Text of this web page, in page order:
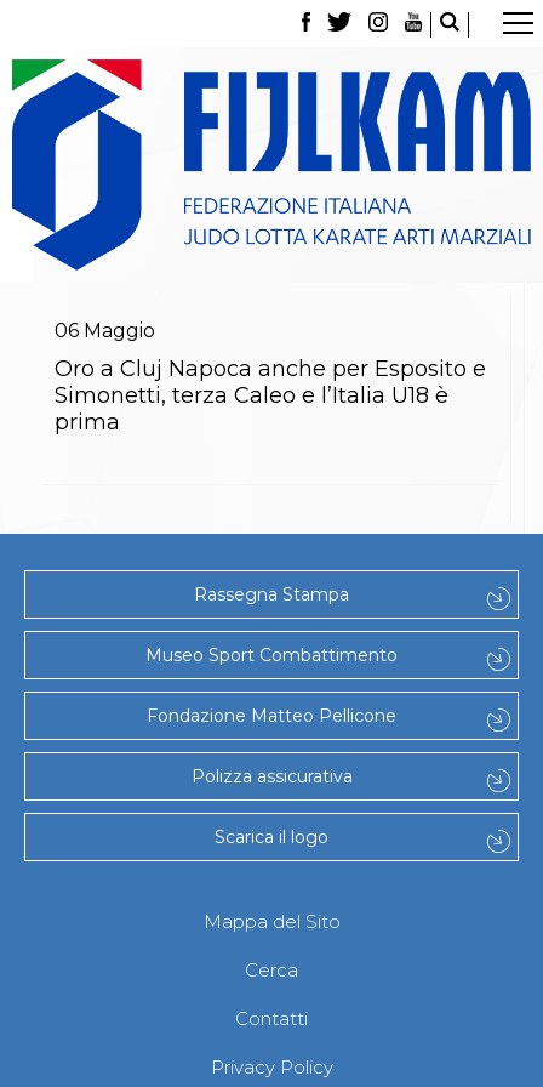
La Federazione
Tesseramento
Contatti
Norme e modulistica Affiliazioni e Tesseramenti
Classifica Società Sportive con più di 100 atleti
tesserati
Media
Partners
Albi Federali
Arbitri
Lotta
La disciplina
News
Gare e Risultati
Attività Didattica
Albi Federali
Karate
La disciplina
News
Gare e Risultati
Attività Didattica
Arti marziali
Aikido
Ju Jitsu
Sumo
Capoeira
Grappling
BJJ
Pancrazio/Pankration
06 Maggio
Oro a Cluj Napoca anche per Esposito e
Simonetti, terza Caleo e l’Italia U18 è
prima
Rassegna Stampa
Museo Sport Combattimento
Fondazione Matteo Pellicone
Polizza assicurativa
Scarica il logo
Mappa del Sito
Cerca
Contatti
Privacy Policy